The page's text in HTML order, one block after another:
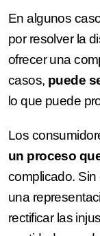
En algunos
por resolver la
ofrecer una
casos, puede
lo que puede
Los
un proceso
complicado.
una
rectificar las